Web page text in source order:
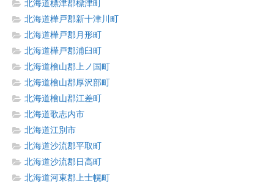
北海道標津郡標津町
北海道樺戸郡新十津川町
北海道樺戸郡月形町
北海道樺戸郡浦臼町
北海道檜山郡上ノ国町
北海道檜山郡厚沢部町
北海道檜山郡江差町
北海道歌志内市
北海道江別市
北海道沙流郡平取町
北海道沙流郡日高町
北海道河東郡上士幌町